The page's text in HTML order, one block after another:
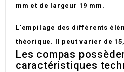
mm et de largeur 19 mm.
L'empilage des différents
théorique. Il peut varier de
Les compas
caractéristiques